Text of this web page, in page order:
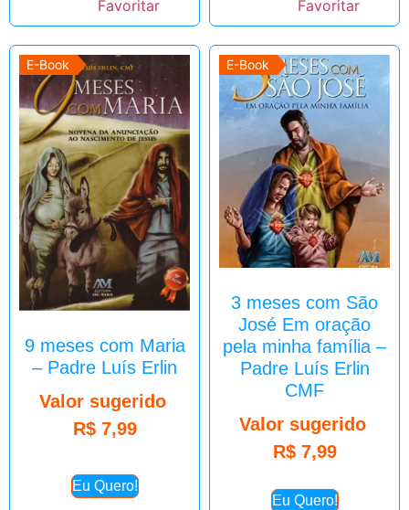
E-Book
9 meses com Maria
– Padre Luís Erlin
Valor sugerido
R$7,99
Eu Quero!
E-Book
3 meses com São
José Em oração
pela minha família –
Padre Luís Erlin
CMF
Valor sugerido
R$7,99
Eu Quero!